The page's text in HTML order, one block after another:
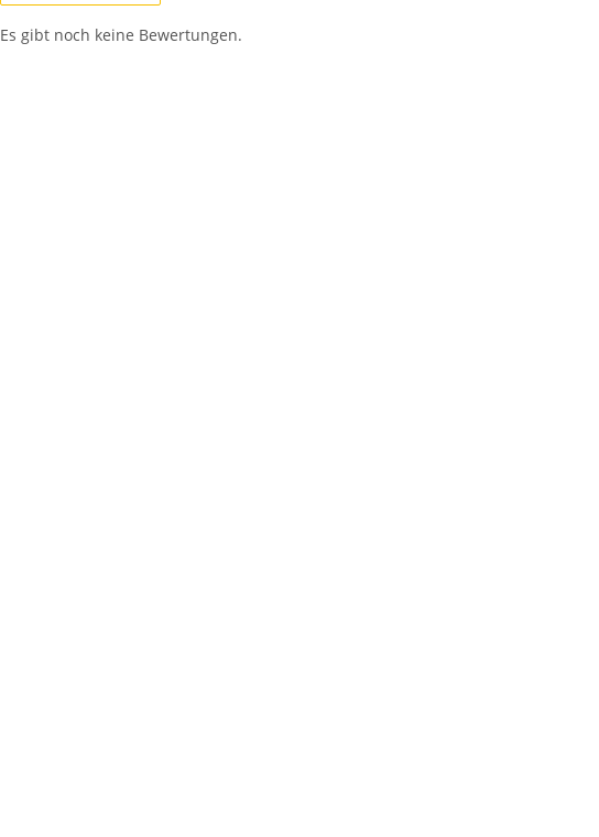
Es gibt noch keine Bewertungen.